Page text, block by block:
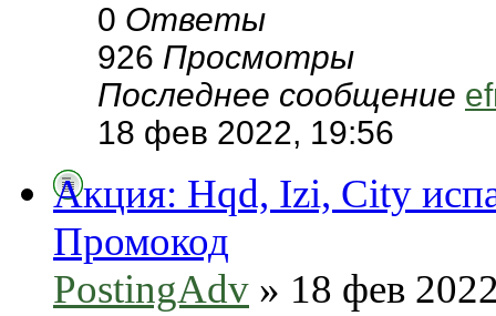
0 Ответы
926 Просмотры
Последнее сообщение
18 фев 2022, 19:56
Акция: Hqd, Izi, City
Промокод
PostingAdv » 18 фев